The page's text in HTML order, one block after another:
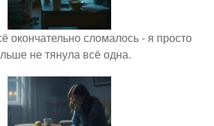
окончательно сломалось - я просто
не тянула всё одна.